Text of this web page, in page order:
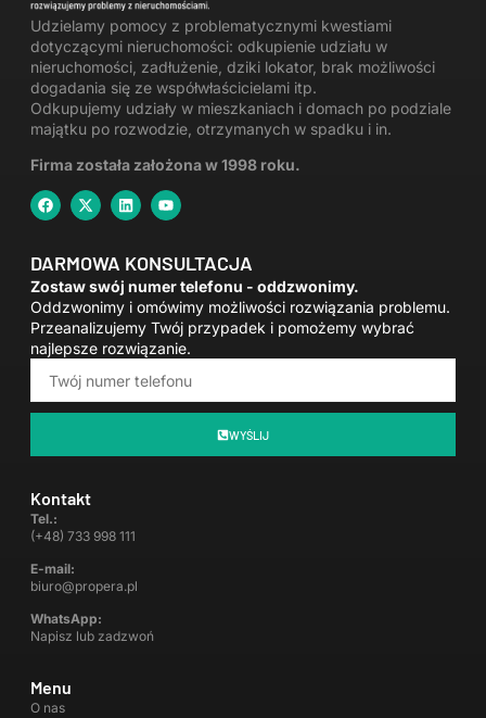
Udzielamy pomocy z problematycznymi kwestiami
dotyczącymi nieruchomości: odkupienie udziału w
nieruchomości , zadłużenie, dziki lokator, brak możliwości
dogadania się ze współwłaścicielami itp.
Odkupujemy udziały w mieszkaniach i domach po podziale
majątku po rozwodzie otrzymanych w spadku i in.
Firma została założona w 1998 roku.
Kontakt
Tel.:
(+48) 733 998 111
E-mail:
biuro@propera.pl
WhatsApp:
Napisz lub zadzwoń
Menu
O nas
DARMOWA KONSULTACJA
Zostaw swój numer telefonu - oddzwonimy.
Oddzwonimy i omówimy możliwości rozwiązania problemu.
Przeanalizujemy Twój przypadek i pomożemy wybrać
najlepsze rozwiązanie.
WYŚLIJ